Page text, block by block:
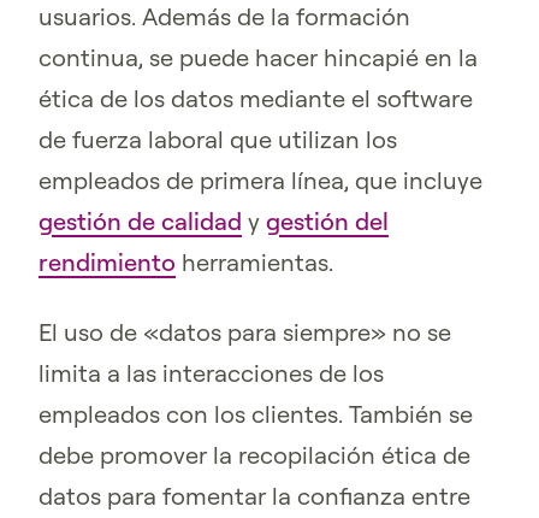
usuarios. Además de la formación
continua, se puede hacer hincapié en la
ética de los datos mediante el software
de fuerza laboral que utilizan los
empleados de primera línea, que incluye
gestión de calidad y gestión del
rendimiento herramientas.
El uso de «datos para siempre» no se
limita a las interacciones de los
empleados con los clientes. También se
debe promover la recopilación ética de
datos para fomentar la confianza entre